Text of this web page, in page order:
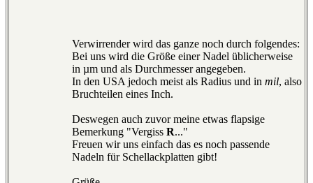
Verwirrender wird das ganze noch durch folgendes:
Bei uns wird die Größe einer Nadel üblicherweise
in µm und als Durchmesser angegeben.
In den USA jedoch meist als Radius und in mil, also
Bruchteilen eines Inch.
Deswegen auch zuvor meine etwas flapsige
Bemerkung "Vergiss R..."
Freuen wir uns einfach das es noch passende
Nadeln für Schellackplatten gibt!